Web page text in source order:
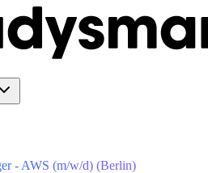
- AWS (m/w/d) (Berlin)